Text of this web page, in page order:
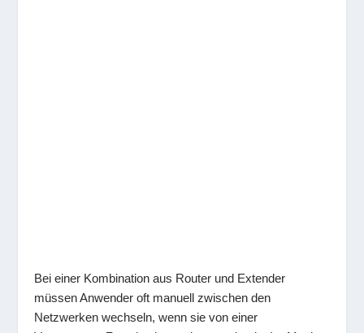
Bei einer Kombination aus Router und Extender
müssen Anwender oft manuell zwischen den
Netzwerken wechseln, wenn sie von einer